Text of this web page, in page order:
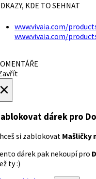
KDE TO SEHNAT
www.vivaia.com/
www.vivaia.com/
dárek pro
si zablokovat Mašličky
dárek pak nekoupí pro
ty :)